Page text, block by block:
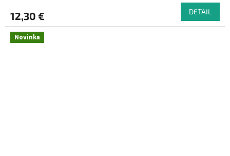
12,30 € DETAIL
Novinka